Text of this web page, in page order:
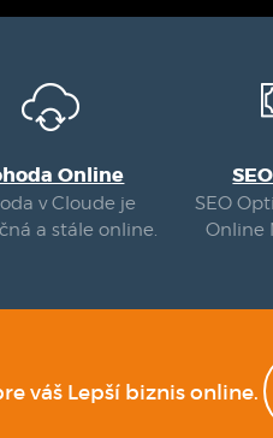
Online
v Cloude je
a stále online.
SEO
Online
váš Lepší biznis online.